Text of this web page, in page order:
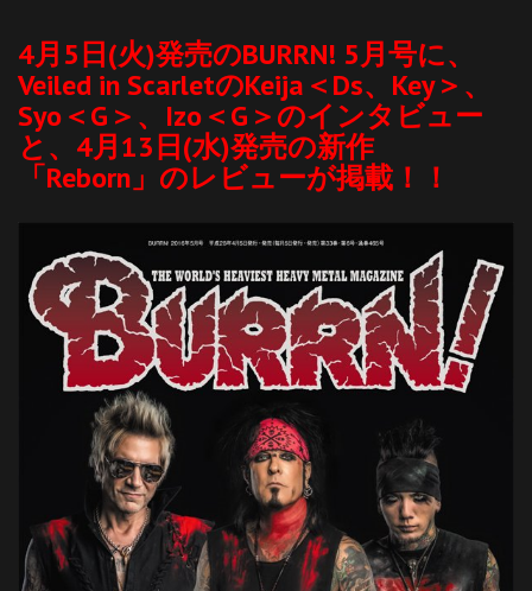
4月5日(火)発売のBURRN! 5月号に、
Veiled in ScarletのKeija＜Ds、Key＞、
Syo＜G＞、Izo＜G＞のインタビュー
と、4月13日(水)発売の新作
「Reborn」のレビューが掲載！！